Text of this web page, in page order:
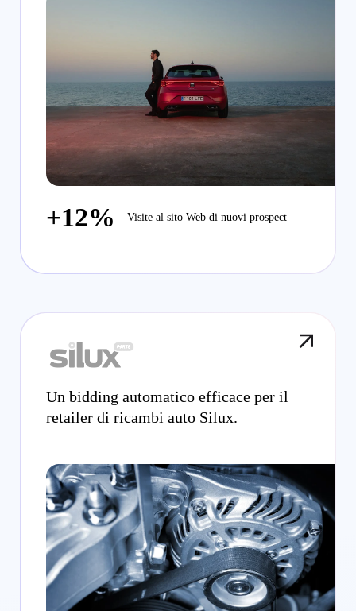
+12% Visite al sito Web di nuovi prospect
Un bidding automatico efficace per il
retailer di ricambi auto Silux.